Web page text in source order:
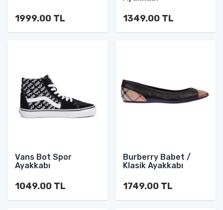
1999.00 TL 1349.00 TL
Vans Bot Spor
Ayakkabı
1049.00 TL
Burberry Babet /
Klasik Ayakkabı
1749.00 TL